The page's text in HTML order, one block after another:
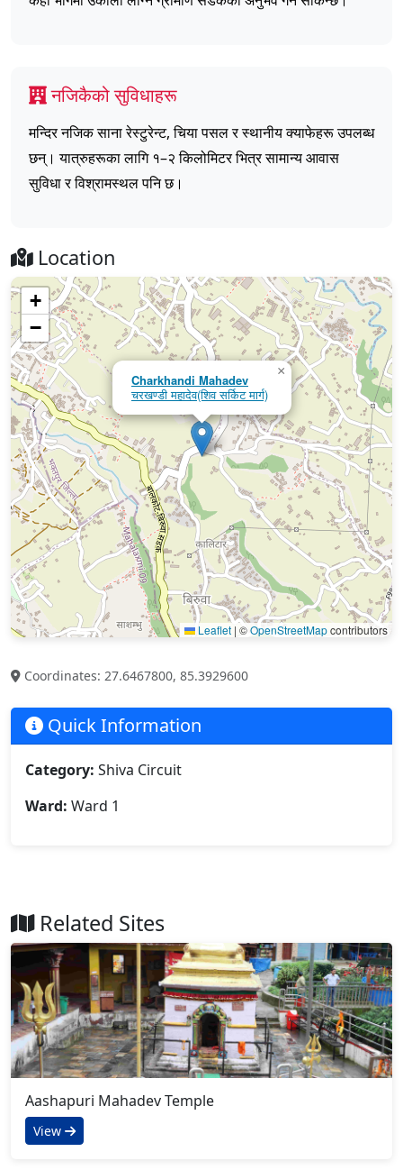
नजिकैको सुविधाहरू
मन्दिर नजिक साना रेस्टुरेन्ट, चिया पसल र स्थानीय क्याफेहरू उपलब्ध
छन्। यात्रुहरूका लागि १–२ किलोमिटर भित्र सामान्य आवास
सुविधा र विश्रामस्थल पनि छ।
Location
Charkhandi Mahadev
चरखण्डी महादेव(शिव सर्किट मार्ग)
×
+
−
Leaflet | ©OpenStreetMapcontributors
Coordinates: 27.6467800, 85.3929600
Quick Information
Category: Shiva Circuit
Ward: Ward 1
Related Sites
Aashapuri Mahadev Temple
View